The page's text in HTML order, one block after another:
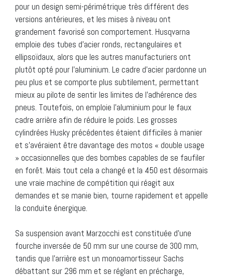
pour un design semi-périmétrique très différent des
versions antérieures, et les mises à niveau ont
grandement favorisé son comportement. Husqvarna
emploie des tubes d’acier ronds, rectangulaires et
ellipsoïdaux, alors que les autres manufacturiers ont
plutôt opté pour l’aluminium. Le cadre d’acier pardonne un
peu plus et se comporte plus subtilement, permettant
mieux au pilote de sentir les limites de l’adhérence des
pneus. Toutefois, on emploie l’aluminium pour le faux
cadre arrière afin de réduire le poids. Les grosses
cylindrées Husky précédentes étaient difficiles à manier
et s’avéraient être davantage des motos « double usage
» occasionnelles que des bombes capables de se faufiler
en forêt. Mais tout cela a changé et la 450 est désormais
une vraie machine de compétition qui réagit aux
demandes et se manie bien, tourne rapidement et appelle
la conduite énergique.
Sa suspension avant Marzocchi est constituée d’une
fourche inversée de 50 mm sur une course de 300 mm,
tandis que l’arrière est un monoamortisseur Sachs
débattant sur 296 mm et se réglant en précharge,